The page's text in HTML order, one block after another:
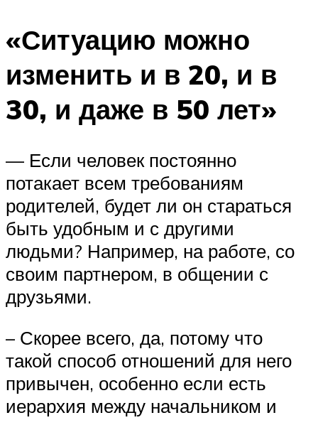
«Ситуацию можно
изменить и в 20, и в
30, и даже в 50 лет»
— Если человек постоянно
потакает всем требованиям
родителей, будет ли он стараться
быть удобным и с другими
людьми? Например, на работе, со
своим партнером, в общении с
друзьями.
– Скорее всего, да, потому что
такой способ отношений для него
привычен, особенно если есть
иерархия между начальником и